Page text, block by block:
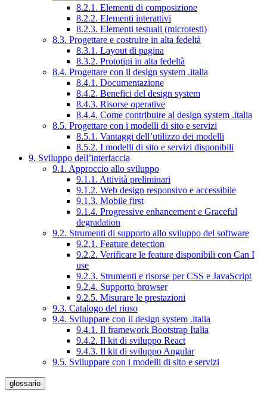
8.2.1. Elementi di composizione
8.2.2. Elementi interattivi
8.2.3. Elementi testuali (microtesti)
8.3. Progettare e costruire in alta fedeltà
8.3.1. Layout di pagina
8.3.2. Prototipi in alta fedeltà
8.4. Progettare con il design system .italia
8.4.1. Documentazione
8.4.2. Benefici del design system
8.4.3. Risorse operative
8.4.4. Come contribuire al design system .italia
8.5. Progettare con i modelli di sito e servizi
8.5.1. Vantaggi dell’utilizzo dei modelli
8.5.2. I modelli di sito e servizi disponibili
9. Sviluppo dell’interfaccia
9.1. Approccio allo sviluppo
9.1.1. Attività preliminari
9.1.2. Web design responsivo e accessibile
9.1.3. Mobile first
9.1.4. Progressive enhancement e Graceful
degradation
9.2. Strumenti di supporto allo sviluppo del software
9.2.1. Feature detection
9.2.2. Verificare le feature disponibili con Can I
use
9.2.3. Strumenti e risorse per CSS e JavaScript
9.2.4. Supporto browser
9.2.5. Misurare le prestazioni
9.3. Catalogo del riuso
9.4. Sviluppare con il design system .italia
9.4.1. Il framework Bootstrap Italia
9.4.2. Il kit di sviluppo React
9.4.3. Il kit di sviluppo Angular
9.5. Sviluppare con i modelli di sito e servizi
glossario